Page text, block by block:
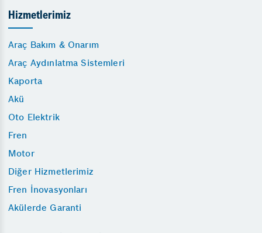
Hizmetlerimiz
Araç Bakım & Onarım
Araç Aydınlatma Sistemleri
Kaporta
Akü
Oto Elektrik
Fren
Motor
Diğer Hizmetlerimiz
Fren İnovasyonları
Akülerde Garanti